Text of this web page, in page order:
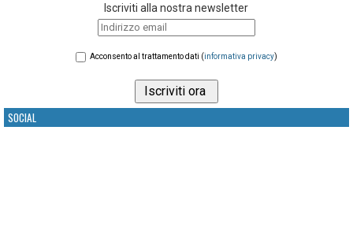
Iscriviti alla nostra newsletter
Acconsento al trattamento dati (informativa privacy)
SOCIAL